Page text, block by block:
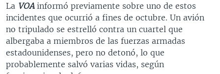
La VOAinformó previamente sobre uno de estos
incidentes que ocurrió a fines de octubre. Un avión
no tripulado se estrelló contra un cuartel que
albergaba a miembros de las fuerzas armadas
estadounidenses, pero no detonó, lo que
probablemente salvó varias vidas, según